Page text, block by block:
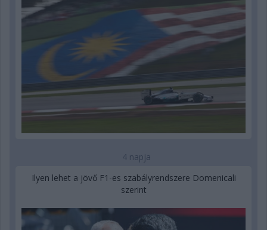
4 napja
Ilyen lehet a jövő F1-es szabályrendszere Domenicali
szerint